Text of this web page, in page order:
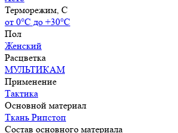
Терморежим, C
от 0°С до +30°С
Пол
Женский
Расцветка
МУЛЬТИКАМ
Применение
Тактика
Основной материал
Ткань Рипстоп
Состав основного материала